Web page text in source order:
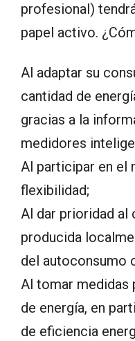
profesional)
papel activo.
Al adaptar su
cantidad de
gracias a la
medidores
Al participar en el
flexibilidad;
Al dar prioridad al
producida
del autoconsumo
Al tomar medidas
de energía, en
de eficiencia